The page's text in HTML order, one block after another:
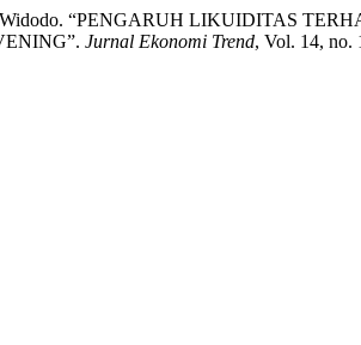
Widodo. “PENGARUH LIKUIDITAS
Jurnal Ekonomi Trend, Vol. 14, no.